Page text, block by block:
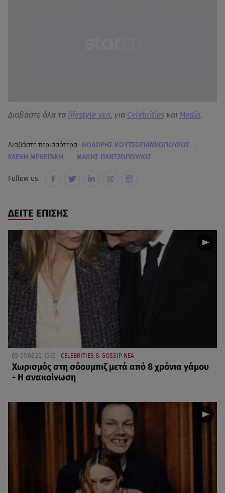
Διαβάστε όλα τα lifestyle νεα, για Celebrities και Media.
Διαβάστε περισσότερα: ΘΟΔΩΡΗΣ ΚΟΥΤΣΟΓΙΑΝΝΟΠΟΥΛΟΣ
ΕΛΕΝΗ ΜΕΝΕΓΑΚΗ ΜΑΚΗΣ ΠΑΝΤΖΟΠΟΥΛΟΣ
Follow us:
ΔΕΙΤΕ ΕΠΙΣΗΣ
09.08.26, 15:16 CELEBRITIES & GOSSIP ΝΕΑ
Χωρισμός στη σόουμπιζ μετά από 8 χρόνια γάμου
- Η ανακοίνωση